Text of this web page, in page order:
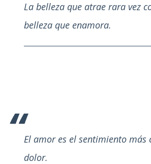
La belleza que atrae rara vez
belleza que enamora.
El amor es el sentimiento más
dolor.